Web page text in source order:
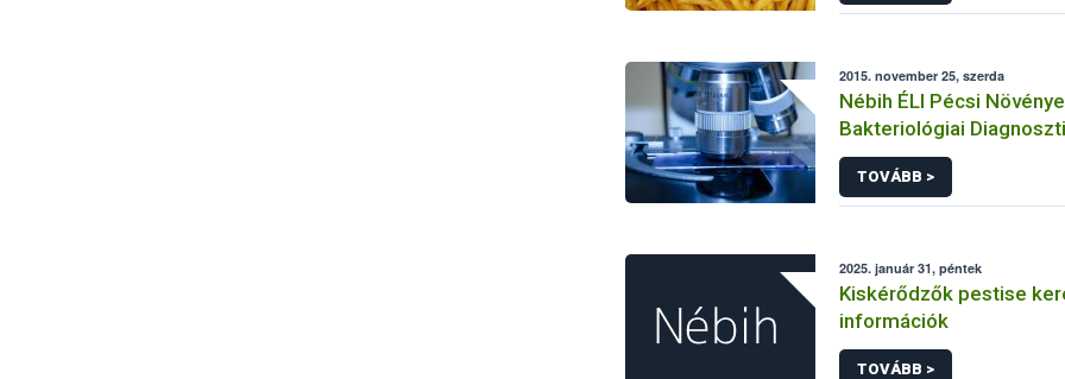
2015. november 25, szerda
Nébih ÉLI Pécsi
Bakteriológiai
Referencia Laboratórium
TOVÁBB >
2025. január 31, péntek
Kiskérődzők pestise
információk
TOVÁBB >